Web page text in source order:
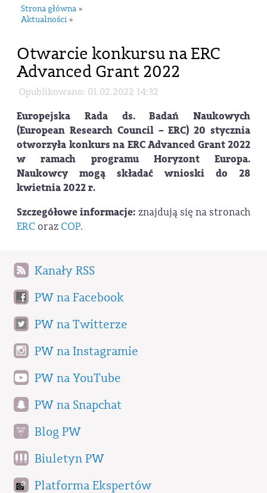
Strona główna »
Aktualności »
Otwarcie konkursu na ERC
Advanced Grant 2022
Opublikowano: 01.02.2022 14:32
Europejska Rada ds. Badań Naukowych
(European Research Council – ERC) 20 stycznia
otworzyła konkurs na ERC Advanced Grant 2022
w ramach programu Horyzont Europa.
Naukowcy mogą składać wnioski do 28
kwietnia 2022 r.
Szczegółowe informacje: znajdują się na stronach
ERC oraz COP.
Kanały RSS
PW na Facebook
PW na Twitterze
PW na Instagramie
PW na YouTube
PW na Snapchat
Blog PW
Biuletyn PW
Platforma Ekspertów